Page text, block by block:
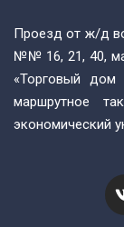
Проезд от ж/д
№№ 16, 21, 40,
«Торговый
маршрутное
экономический